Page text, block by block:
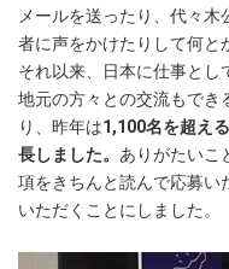
メールを送ったり、代々
者に声をかけたりして何と
それ以来、日本に仕事とし
地元の方々との交流もでき
り、昨年は1,100名を超え
長しました。 ありがたいこ
項をきちんと読んで応募い
いただくことにしました。